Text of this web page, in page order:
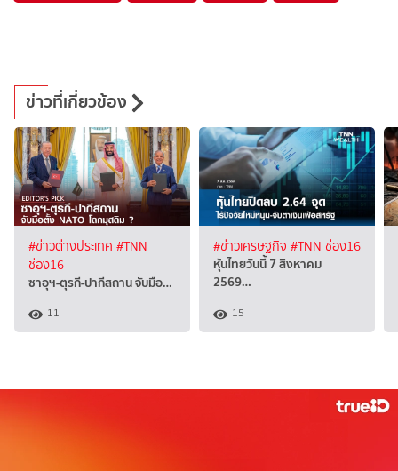
ข่าวที่เกี่ยวข้อง
#ข่าวต่างประเทศ #TNN
ช่อง16
ซาอุฯ-ตุรกี-ปากีสถาน จับมือ…
11
#ข่าวเศรษฐกิจ #TNN ช่อง16
หุ้นไทยวันนี้ 7 สิงหาคม
2569…
15